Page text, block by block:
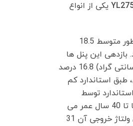
یکی از انواع
دارای ابعاد 35×992×1650 میلیمتر و وزن آن به طور متوسط 18.5
بازدهی این پنل ها
در شرایط استاندارد ( تابش 1000w/m2 و دمای 25 درجه سانتی گراد) 16.8 درصد
طبق استاندارد کم
توسط
شرکت سازنده گارانتی می گردد. به طور متوسط این پنل ها تا 40 سال عمر می